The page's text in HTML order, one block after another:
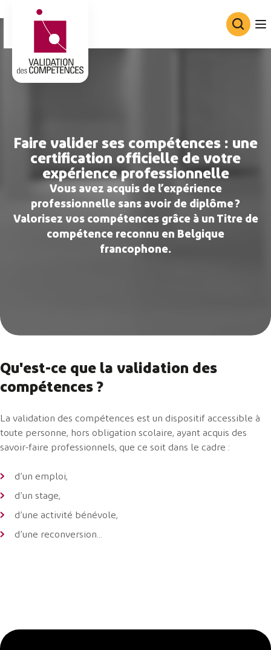
Consortium de Validation des
Faire valider ses compétences : une
certification officielle de votre
expérience professionnelle
Vous avez acquis de l’expérience
professionnelle sans avoir de diplôme ?
Valorisez vos compétences grâce à un Titre de
compétence reconnu en Belgique
francophone.
Qu'est-ce que la validation des
compétences ?
La validation des compétences est un dispositif accessible à
toute personne, hors obligation scolaire, ayant acquis des
savoir-faire professionnels, que ce soit dans le cadre :
d’un emploi,
d’un stage,
d’une activité bénévole,
d’une reconversion...